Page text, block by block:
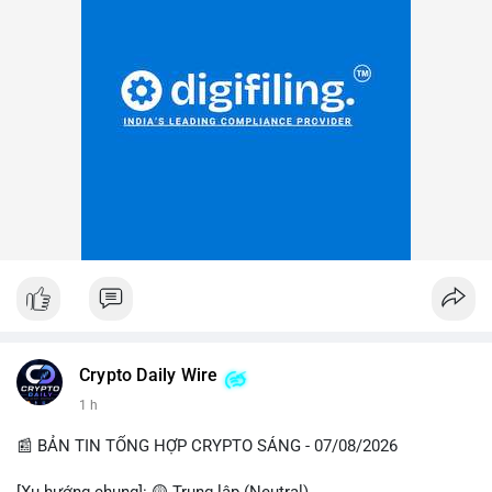
Crypto Daily Wire
1 h
📰 BẢN TIN TỔNG HỢP CRYPTO SÁNG - 07/08/2026